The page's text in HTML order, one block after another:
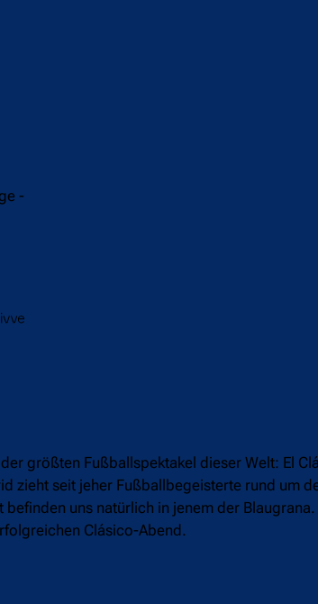
-
größten Fußballspektakel dieser Welt: El
zieht seit jeher Fußballbegeisterte rund um
uns natürlich in jenem der
Clásico-Abend.